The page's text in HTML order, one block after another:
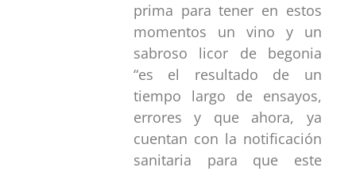
prima para tener en estos
momentos un vino y un
sabroso licor de begonia
“es el resultado de un
tiempo largo de ensayos,
errores y que ahora, ya
cuentan con la notificación
sanitaria para que este